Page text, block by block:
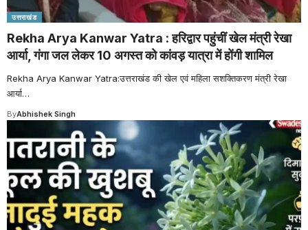
उत्तराखंड
Rekha Arya Kanwar Yatra : हरिद्वार पहुंचीं खेल मंत्री रेखा
आर्या, गंगा जल लेकर 10 अगस्त को कांवड़ यात्रा में होंगी शामिल
Rekha Arya Kanwar Yatra:उत्तराखंड की खेल एवं महिला सशक्तिकरण मंत्री रेखा
आर्या…
ByAbhishek Singh